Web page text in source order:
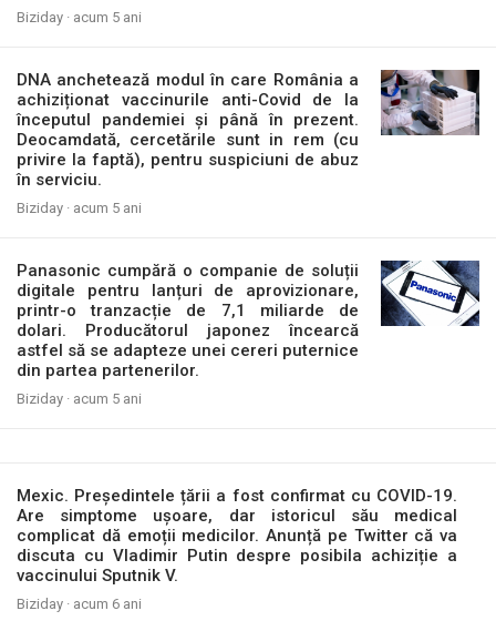
Biziday · acum 5 ani
DNA anchetează modul în care România a
achiziționat vaccinurile anti-Covid de la
începutul pandemiei și până în prezent.
Deocamdată, cercetările sunt in rem (cu
privire la faptă), pentru suspiciuni de abuz
în serviciu.
Biziday · acum 5 ani
Panasonic cumpără o companie de soluții
digitale pentru lanțuri de aprovizionare,
printr-o tranzacție de 7,1 miliarde de
dolari. Producătorul japonez încearcă
astfel să se adapteze unei cereri puternice
din partea partenerilor.
Biziday · acum 5 ani
Mexic. Președintele țării a fost confirmat cu COVID-19.
Are simptome ușoare, dar istoricul său medical
complicat dă emoții medicilor. Anunță pe Twitter că va
discuta cu Vladimir Putin despre posibila achiziție a
vaccinului Sputnik V.
Biziday · acum 6 ani